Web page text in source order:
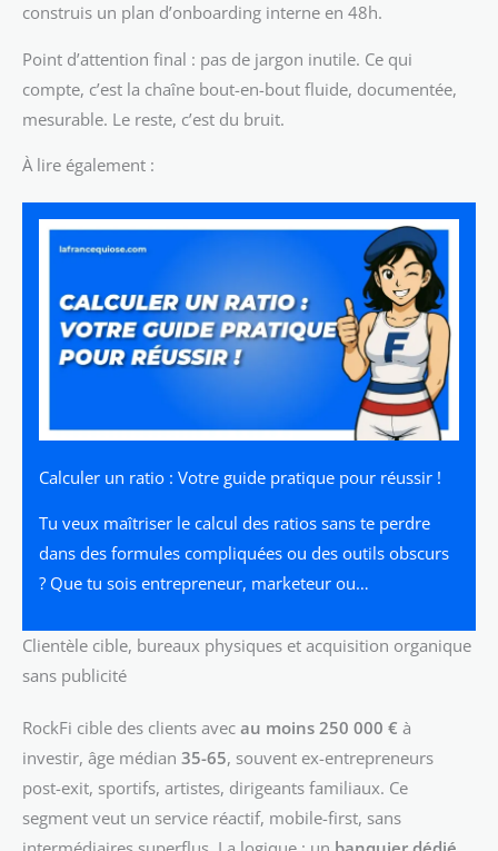
construis un plan d’onboarding interne en 48h.
Point d’attention final : pas de jargon inutile. Ce qui
compte, c’est la chaîne bout-en-bout fluide, documentée,
mesurable. Le reste, c’est du bruit.
À lire également :
Calculer un ratio : Votre guide pratique pour réussir !
Tu veux maîtriser le calcul des ratios sans te perdre
dans des formules compliquées ou des outils obscurs
? Que tu sois entrepreneur, marketeur ou…
Clientèle cible, bureaux physiques et acquisition organique
sans publicité
RockFi cible des clients avec au moins 250 000 € à
investir, âge médian 35-65, souvent ex-entrepreneurs
post-exit, sportifs, artistes, dirigeants familiaux. Ce
segment veut un service réactif, mobile-first, sans